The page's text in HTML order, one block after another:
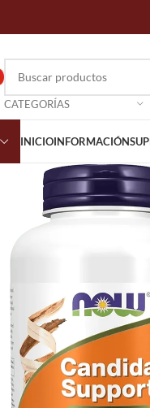
CATEGORÍAS
INICIOINFORMACIÓN